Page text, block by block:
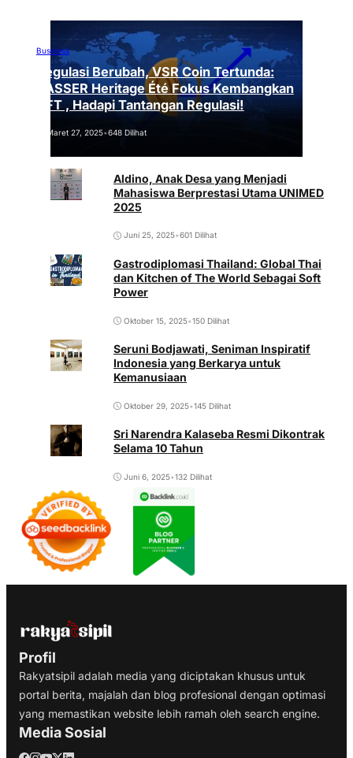
Business
Regulasi Berubah, VSR Coin Tertunda:
VASSER Heritage Été Fokus Kembangkan
NFT , Hadapi Tantangan Regulasi!
Maret 27, 2025•648 Dilihat
Aldino, Anak Desa yang Menjadi
Mahasiswa Berprestasi Utama UNIMED
2025
Juni 25, 2025•601 Dilihat
Gastrodiplomasi Thailand: Global Thai
dan Kitchen of The World Sebagai Soft
Power
Oktober 15, 2025•150 Dilihat
Seruni Bodjawati, Seniman Inspiratif
Indonesia yang Berkarya untuk
Kemanusiaan
Oktober 29, 2025•145 Dilihat
Sri Narendra Kalaseba Resmi Dikontrak
Selama 10 Tahun
Juni 6, 2025•132 Dilihat
Profil
Rakyatsipil adalah media yang diciptakan khusus untuk
portal berita, majalah dan blog profesional dengan optimasi
yang memastikan website lebih ramah oleh search engine.
Media Sosial